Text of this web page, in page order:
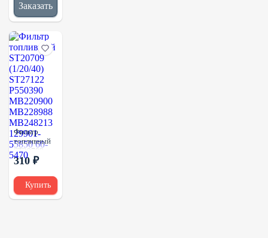
Заказать
Фильтр
топливный
ST20709
(1/20/40)
P550390
MB220900
MB228988
310 ₽
Купить